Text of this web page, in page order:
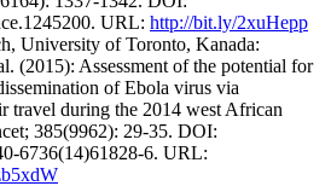
URL: http://bit.ly/2xuHepp
University of Toronto, Kanada:
(2015): Assessment of the potential for
of Ebola virus via
travel during the 2014 west African
385(9962): 29-35. DOI:
6736(14)61828-6. URL: